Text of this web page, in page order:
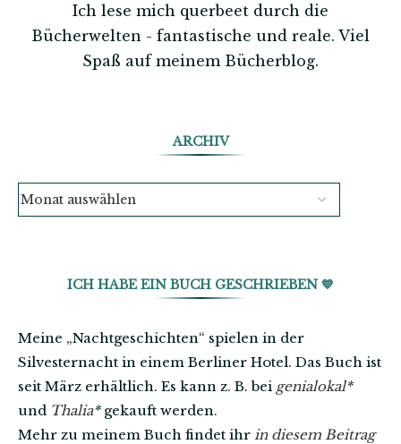
Ich lese mich querbeet durch die
Bücherwelten - fantastische und reale. Viel
Spaß auf meinem Bücherblog.
ARCHIV
ICH HABE EIN BUCH GESCHRIEBEN 💙
Meine „Nachtgeschichten“ spielen in der
Silvesternacht in einem Berliner Hotel. Das Buch ist
seit März erhältlich. Es kann z. B. bei genialokal*
und Thalia*gekauft werden.
Mehr zu meinem Buch findet ihr in diesem Beitrag